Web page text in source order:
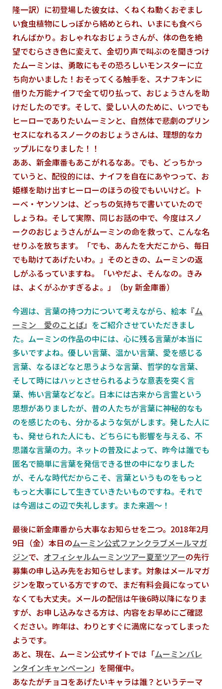
隆一訳）に初登場した彼女は、くねくね動くおぞまし
い食虫植物にしっぽから絡めとられ、いまにも食べら
れんばかり。おしゃれなおじょうさんが、体の色を絶
望でむらさき色に変えて、金切り声で叫ぶのを聞きつけ
たムーミンは、勇敢にもその恐ろしいモンスターに立
ち向かいました！おそってくる触手を、スナフキンに
借りた万能ナイフで全て切り払って、おじょうさんを助
けだしたのです。そして、愛しい人のために、いつでも
ヒーローでありたいムーミンと、自然体で悲劇のプリン
セスになれるスノークのおじょうさんは、理想的なカ
ップルになりました！！
ああ、新金庫番もあこがれるなあ。でも、どっちかっ
ていうと、配役的には、ナイフを自在にあやつって、お
姫様を助け出すヒーローのほうの役でもいいけど。ト
ーベ・ヤンソンは、どっちの気持ちで書いていたので
しょうね。そして実際、同じお話の中で、今度はスノ
ークのおじょうさんがムーミンの命を救って、こんな名
せりふを放ちます。「でも、あんたを大だこから、毎日
でも助けてあげたいわ。」そのときの、ムーミンの返
しがふるっていますね。「いやだよ、そんなの。きみ
は、よくがふかすぎるよ。」（by 新金庫番）
今週は、言葉の持つ力について考えながら、絵本 『ム
ーミン 愛のことば』 をご紹介させていただきまし
た。ムーミンの作品の中には、心に残る言葉が本当に
多いですよね。優しい言葉、温かい言葉、愛を感じる
言葉、なるほどなと思うような言葉、哲学的な言葉、
そして時にはハッとさせられるような意表を突く言
葉、怖い言葉などなど。日本には古来から言霊という
思想がありましたが、昔の人たちが言葉に神秘的なも
のを感じたのも、分かるような気がします。発した人に
も、発せられた人にも、どちらにも影響を与える、不
思議な言葉の力。ネットの普及によって、昨今は誰でも
匿名で簡単に言葉を発信できる世の中になりました
が、そんな時代だからこそ、言葉というものをもっと
もっと大事にして生きていきたいものですね。それで
は今週はこの辺で失礼します。また来週～！
最後に新金庫番から大事なお知らせを二つ。2018年2月
9日（金）本日のムーミン公式ファンクラブメールマガ
ジンで、 オフィシャルムーミンツアー夏至ツアーの先行
募集の申し込み先をお知らせします。対象はメールマガ
ジンを取っている方ですので、まだ有料会員になってい
なくても大丈夫。メールの配信は午後6時以降になりま
すが、お申し込みなさる方は、内容をお早めにご確認
ください。昨年は、わりとすぐに満席になってしまった
ようです。
あと、現在、ムーミン公式サイトでは「ムーミンバレ
ンタインキャンペーン」を開催中。
あなたがチョコをあげたいキャラは誰？というテーマ